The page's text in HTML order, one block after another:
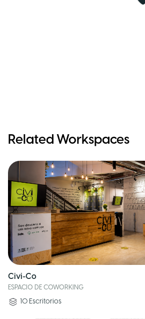
Related Workspaces
Civi-Co
ESPACIO DE COWORKING
10 Escritorios